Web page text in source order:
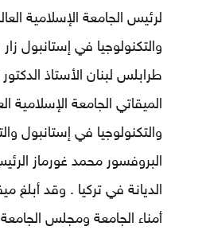
لرئيس الجامعة الإسلامية
والتكنولوجيا في إستانبول
طرابلس لبنان الأستاذ
الميقاتي الجامعة الإسلامية
والتكنولوجيا في إستانبول
البروفسور محمد غورماز
الديانة في تركيا . وقد أبلغ
أمناء الجامعة ومجلس